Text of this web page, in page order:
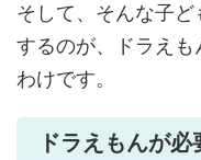
そして、そんな子ど
するのが、ドラえも
わけです。
ドラえもんが